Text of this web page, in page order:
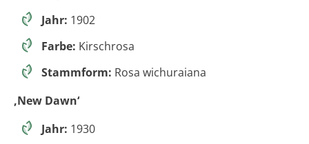
Jahr: 1902
Farbe: Kirschrosa
Stammform: Rosa wichuraiana
‚New Dawn‘
Jahr: 1930